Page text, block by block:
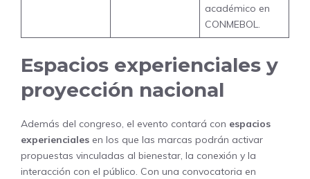
académico en
CONMEBOL.
Espacios experienciales y
proyección nacional
Además del congreso, el evento contará con espacios
experienciales en los que las marcas podrán activar
propuestas vinculadas al bienestar, la conexión y la
interacción con el público. Con una convocatoria en